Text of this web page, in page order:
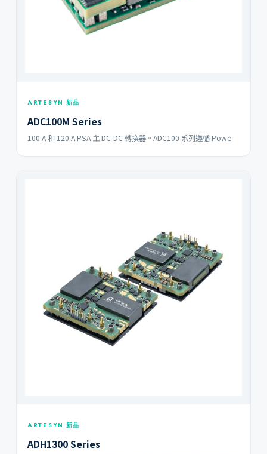
ARTESYN 新品
ADC100M Series
100 A 和 120 A PSA 主 DC-DC 轉換器。ADC100 系列遵循 Powe
ARTESYN 新品
ADH1300 Series